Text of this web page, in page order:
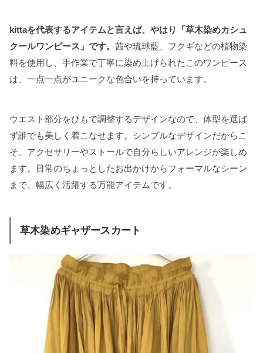
kittaを代表するアイテムと言えば、やはり「草木染めカシュ
クールワンピース」です。 茜や琉球藍、フクギなどの植物染
料を使用し、手作業で丁寧に染め上げられたこのワンピース
は、一点一点がユニークな色合いを持っています。
ウエスト部分をひもで調整するデザインなので、体型を選ば
ず誰でも美しく着こなせます。シンプルなデザインだからこ
そ、アクセサリーやストールで自分らしいアレンジが楽しめ
ます。日常のちょっとしたお出かけからフォーマルなシーン
まで、幅広く活躍する万能アイテムです。
草木染めギャザースカート